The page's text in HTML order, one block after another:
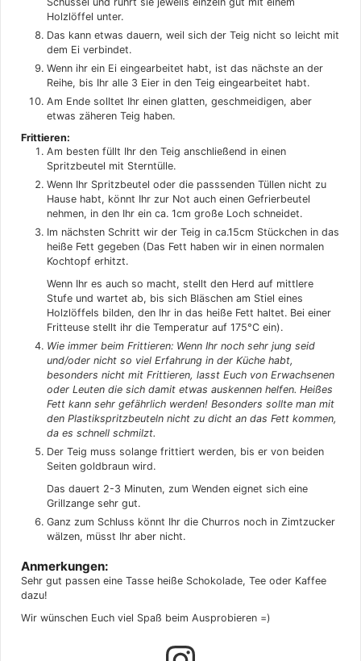
Holzlöffel unter.
Das kann etwas dauern, weil sich der Teig nicht so leicht mit
dem Ei verbindet.
Wenn ihr ein Ei eingearbeitet habt, ist das nächste an der
Reihe, bis Ihr alle 3 Eier in den Teig eingearbeitet habt.
Am Ende solltet Ihr einen glatten, geschmeidigen, aber
etwas zäheren Teig haben.
Frittieren:
Am besten füllt Ihr den Teig anschließend in einen
Spritzbeutel mit Sterntülle.
Wenn Ihr Spritzbeutel oder die passsenden Tüllen nicht zu
Hause habt, könnt Ihr zur Not auch einen Gefrierbeutel
nehmen, in den Ihr ein ca. 1cm große Loch schneidet.
Im nächsten Schritt wir der Teig in ca.15cm Stückchen in das
heiße Fett gegeben (Das Fett haben wir in einen normalen
Kochtopf erhitzt.
Wenn Ihr es auch so macht, stellt den Herd auf mittlere
Stufe und wartet ab, bis sich Bläschen am Stiel eines
Holzlöffels bilden, den Ihr in das heiße Fett haltet. Bei einer
Fritteuse stellt ihr die Temperatur auf 175°C ein).
Wie immer beim Frittieren: Wenn Ihr noch sehr jung seid
und/oder nicht so viel Erfahrung in der Küche habt,
besonders nicht mit Frittieren, lasst Euch von Erwachsenen
oder Leuten die sich damit etwas auskennen helfen. Heißes
Fett kann sehr gefährlich werden! Besonders sollte man mit
den Plastikspritzbeuteln nicht zu dicht an das Fett kommen,
da es schnell schmilzt.
Der Teig muss solange frittiert werden, bis er von beiden
Seiten goldbraun wird.
Das dauert 2-3 Minuten, zum Wenden eignet sich eine
Grillzange sehr gut.
Ganz zum Schluss könnt Ihr die Churros noch in Zimtzucker
wälzen, müsst Ihr aber nicht.
Anmerkungen:
Sehr gut passen eine Tasse heiße Schokolade, Tee oder Kaffee
dazu!
Wir wünschen Euch viel Spaß beim Ausprobieren =)